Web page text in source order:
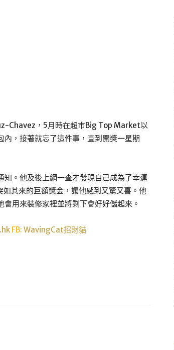
Chavez，5月時在超市Big Top Market以
，接著就忘了這件事，直到開獎一星期
。他及後上網一查才發現自己成為了幸運
其來的巨額獎金，讓他感到又驚又喜。他
用來裝修家裡並將剩下會好好儲起來。
FB: WavingCat招財貓